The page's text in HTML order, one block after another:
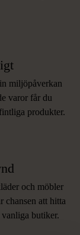
miljöpåverkan
varor får du
produkter.
och möbler
att hitta
butiker.
denna